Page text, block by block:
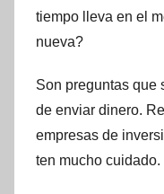
tiempo lleva en el
nueva?
Son preguntas que
de enviar dinero.
empresas de
ten mucho cuidado.